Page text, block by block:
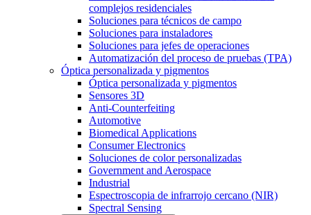
complejos residenciales
Soluciones para técnicos de campo
Soluciones para instaladores
Soluciones para jefes de operaciones
Automatización del proceso de pruebas (TPA)
Óptica personalizada y pigmentos
Óptica personalizada y pigmentos
Sensores 3D
Anti-Counterfeiting
Automotive
Biomedical Applications
Consumer Electronics
Soluciones de color personalizadas
Government and Aerospace
Industrial
Espectroscopia de infrarrojo cercano (NIR)
Spectral Sensing